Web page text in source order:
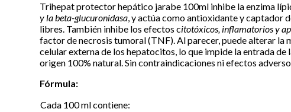
Trihepat protector hepático jarabe 100ml inhibe la enzima
y la beta-glucuronidasa, y actúa como antioxidante y captador
libres. También inhibe los efectos citotóxicos, inflamatorios y
factor de necrosis tumoral (TNF). Al parecer, puede alterar la
celular externa de los hepatocitos, lo que impide la entrada de
origen 100% natural. Sin contraindicaciones ni efectos
Fórmula:
Cada 100 ml contiene: